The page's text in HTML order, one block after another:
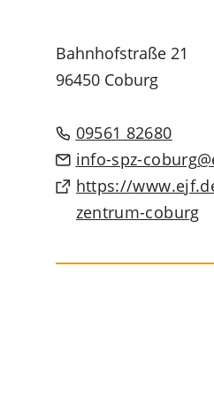
Bahnhofstraße 21
96450 Coburg
09561 82680
info-spz-coburg
https://
zentrum-coburg
(Öffnet
einem